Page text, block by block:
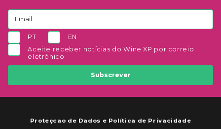
PT
EN
Aceite receber notícias do Wine XP por correio
eletrónico
Subscrever
Proteçcao de Dados e Política de Privacidade